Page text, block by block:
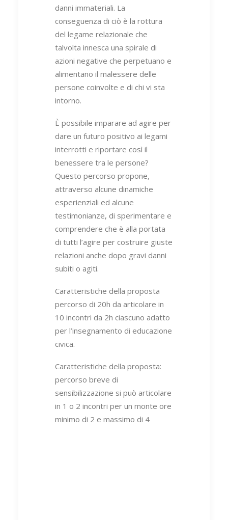
danni immateriali. La
conseguenza di ciò è la rottura
del legame relazionale che
talvolta innesca una spirale di
azioni negative che perpetuano e
alimentano il malessere delle
persone coinvolte e di chi vi sta
intorno.
È possibile imparare ad agire per
dare un futuro positivo ai legami
interrotti e riportare così il
benessere tra le persone?
Questo percorso propone,
attraverso alcune dinamiche
esperienziali ed alcune
testimonianze, di sperimentare e
comprendere che è alla portata
di tutti l’agire per costruire giuste
relazioni anche dopo gravi danni
subiti o agiti.
Caratteristiche della proposta
percorso di 20h da articolare in
10 incontri da 2h ciascuno adatto
per l’insegnamento di educazione
civica.
Caratteristiche della proposta:
percorso breve di
sensibilizzazione si può articolare
in 1 o 2 incontri per un monte ore
minimo di 2 e massimo di 4